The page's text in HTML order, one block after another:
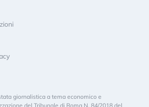
giornalistica a tema economico e
del Tribunale di Roma N. 84/2018 del